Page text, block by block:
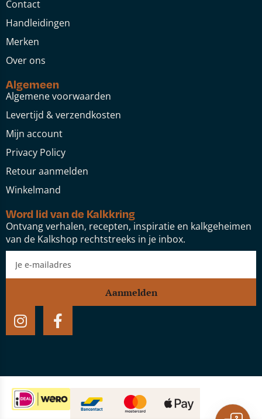
Contact
Handleidingen
Merken
Over ons
Algemeen
Algemene voorwaarden
Levertijd & verzendkosten
Mijn account
Privacy Policy
Retour aanmelden
Winkelmand
Word lid van de Kalkkring
Ontvang verhalen, recepten, inspiratie en kalkgeheimen
van de Kalkshop rechtstreeks in je inbox.
Aanmelden